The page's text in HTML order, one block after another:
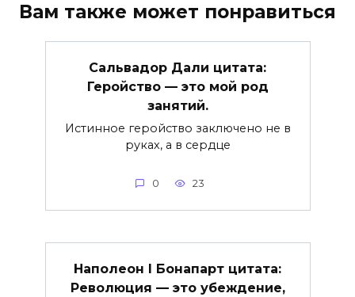
Вам также может понравиться
Сальвадор Дали цитата:
Геройство — это мой род
занятий.
Истинное геройство заключено не в
руках, а в сердце
0 23
Наполеон I Бонапарт цитата:
Революция — это убеждение,